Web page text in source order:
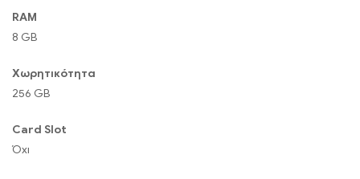
RAM
8 GB
Χωρητικότητα
256 GB
Card Slot
Όχι